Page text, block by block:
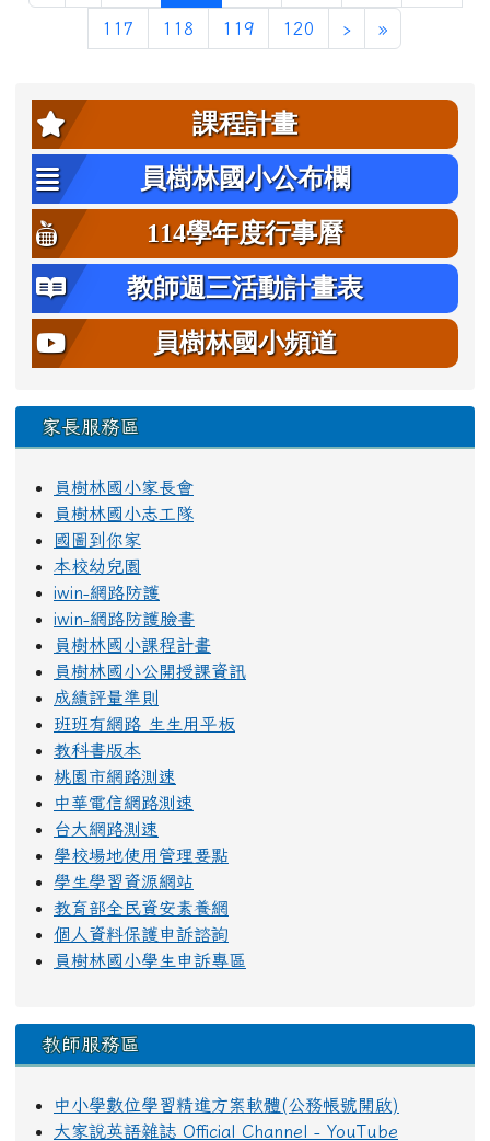
117 118 119 120 ›下一頁
»最後頁
左邊區域內容
課程計畫
員樹林國小公布欄
114學年度行事曆
教師週三活動計畫表
員樹林國小頻道
家長服務區
員樹林國小家長會
員樹林國小志工隊
國圖到你家
本校幼兒園
iwin-網路防護
iwin-網路防護臉書
員樹林國小課程計畫
員樹林國小公開授課資訊
成績評量準則
班班有網路 生生用平板
教科書版本
桃園市網路測速
中華電信網路測速
台大網路測速
學校場地使用管理要點
學生學習資源網站
教育部全民資安素養網
個人資料保護申訴諮詢
員樹林國小學生申訴專區
教師服務區
中小學數位學習精進方案軟體(公務帳號開啟)
大家說英語雜誌 Official Channel - YouTube